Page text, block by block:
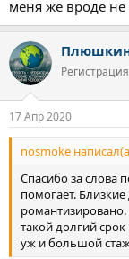
хорошо временами,
и ты скорее всего
был до
Ты справишься,
Может, у тебя
радостью
и правильном пути.
меня же вроде
17 Апр 2020
nosmoke
Спасибо за слова
помогает.
такой долгий
уж и большой